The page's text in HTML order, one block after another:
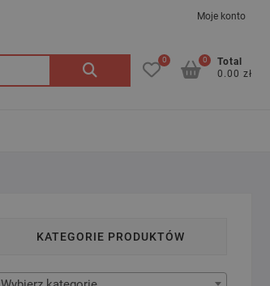
Moje konto
Szukaj: 0
Total
0.00 zł
0
KATEGORIE PRODUKTÓW